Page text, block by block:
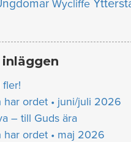
Wycliffe
inläggen
har ordet • juni/juli 2026
– till Guds ära
har ordet • maj 2026